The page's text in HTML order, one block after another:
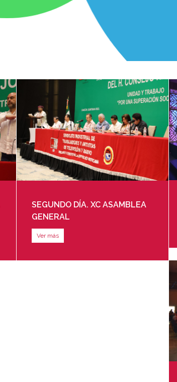
SEGUNDO DÍA. XC ASAMBLEA
GENERAL
Ver más